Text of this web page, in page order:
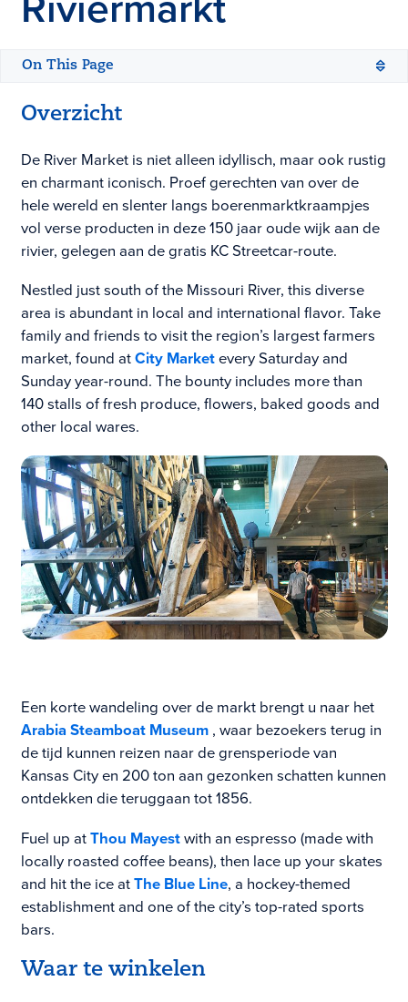
On This Page
Overzicht
De River Market is niet alleen idyllisch, maar ook rustig
en charmant iconisch. Proef gerechten van over de
hele wereld en slenter langs boerenmarktkraampjes
vol verse producten in deze 150 jaar oude wijk aan de
rivier, gelegen aan de gratis KC Streetcar-route.
Nestled just south of the Missouri River, this diverse
area is abundant in local and international flavor. Take
family and friends to visit the region’s largest farmers
market, found atCity Marketevery Saturday and
Sunday year-round. The bounty includes more than
140 stalls of fresh produce, flowers, baked goods and
other local wares.
Een korte wandeling over de markt brengt u naar het
Arabia Steamboat Museum, waar bezoekers terug in
de tijd kunnen reizen naar de grensperiode van
Kansas City en 200 ton aan gezonken schatten kunnen
ontdekken die teruggaan tot 1856.
Fuel up atThou Mayestwith an espresso (made with
locally roasted coffee beans), then lace up your skates
and hit the ice atThe Blue Line, a hockey-themed
establishment and one of the city’s top-rated sports
bars.
Waar te winkelen